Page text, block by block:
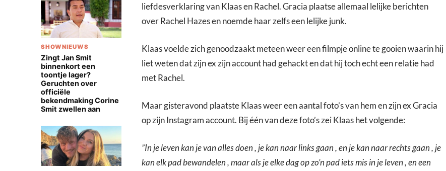
SHOWNIEUWS
Zingt Jan Smit
binnenkort een
toontje lager?
Geruchten over
officiële
bekendmaking Corine
Smit zwellen aan
liefdesverklaring van Klaas en Rachel. Gracia plaatse allemaal lelijke berichten
over Rachel Hazes en noemde haar zelfs een lelijke junk.
Klaas voelde zich genoodzaakt meteen weer een filmpje online te gooien waarin hij
liet weten dat zijn ex zijn account had gehackt en dat hij toch echt een relatie had
met Rachel.
Maar gisteravond plaatste Klaas weer een aantal foto’s van hem en zijn ex Gracia
op zijn Instagram account. Bij één van deze foto’s zei Klaas het volgende:
”In je leven kan je van alles doen , je kan naar links gaan , en je kan naar rechts gaan , je
kan elk pad bewandelen , maar als je elke dag op zo’n pad iets mis in je leven , en een